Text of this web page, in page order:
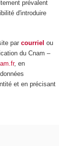
prévalent
d'introduire
par courriel ou
du Cnam –
, en
et en précisant